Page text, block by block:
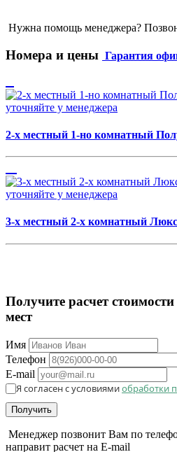
Нужна помощь менеджера?
Номера и цены Гарантия
уточняйте у менеджера
2-х местный 1-но комнатный
уточняйте у менеджера
3-х местный 2-х комнатный Люкс
Получите расчет
мест
Имя
Телефон
E-mail
Я согласен с условиямиобработки
Получить
Менеджер позвонит Вам по
направит расчет на E-mail